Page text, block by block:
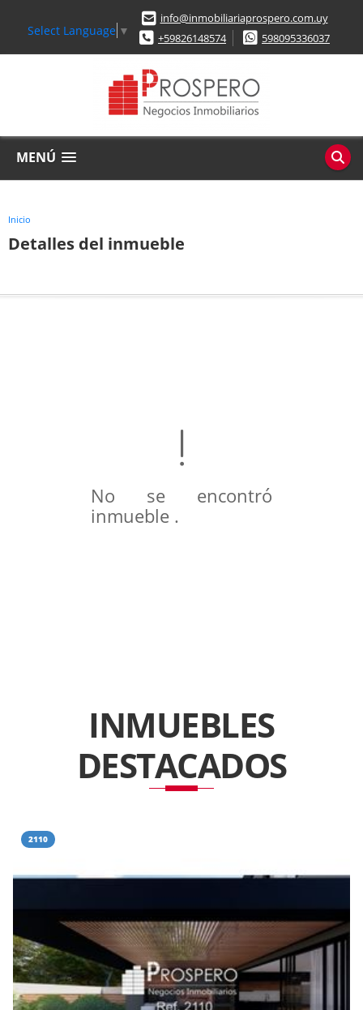
Select Language ▼
info@inmobiliariaprospero.com.uy
+59826148574
598095336037
MENÚ
Inicio
Detalles del inmueble
No se encontró
inmueble .
INMUEBLES
DESTACADOS
2110